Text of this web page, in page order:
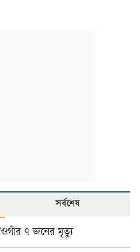
সর্বশেষ
৭ জনের মৃত্যু